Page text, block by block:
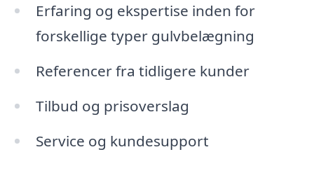
Erfaring og ekspertise inden for
forskellige typer gulvbelægning
Referencer fra tidligere kunder
Tilbud og prisoverslag
Service og kundesupport